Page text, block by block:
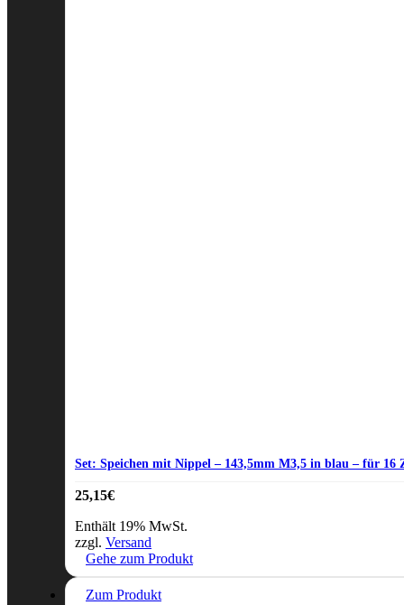
Set: Speichen mit Nippel – 143,5mm M3,5 in blau – für 16
25,15€
Enthält 19% MwSt.
zzgl. Versand
Gehe zum Produkt
Zum Produkt